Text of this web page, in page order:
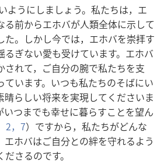
ようにしましょう。 私たちは，エ
る前からエホバが人類全体に示して
た。しかし今では，エホバを崇拝す
るぎない愛も受けています。エホバ
されて，ご自分の腕で私たちを支
ています。いつも私たちのそばにい
晴らしい将来を実現してくださいま
いつまでも幸せに暮らすことを望ん
， 7）ですから， 私たちがどんな
エホバはご自分との絆を守れるよう
ださるのです。